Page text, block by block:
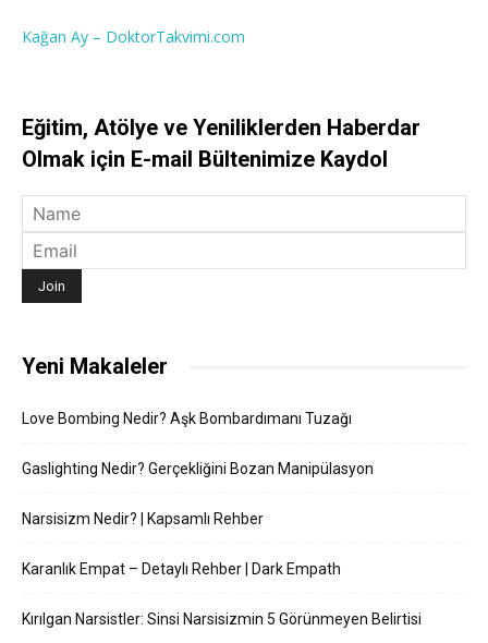
Kağan Ay – DoktorTakvimi.com
Eğitim, Atölye ve Yeniliklerden Haberdar
Olmak için E-mail Bültenimize Kaydol
Yeni Makaleler
Love Bombing Nedir? Aşk Bombardımanı Tuzağı
Gaslighting Nedir? Gerçekliğini Bozan Manipülasyon
Narsisizm Nedir? | Kapsamlı Rehber
Karanlık Empat – Detaylı Rehber | Dark Empath
Kırılgan Narsistler: Sinsi Narsisizmin 5 Görünmeyen Belirtisi